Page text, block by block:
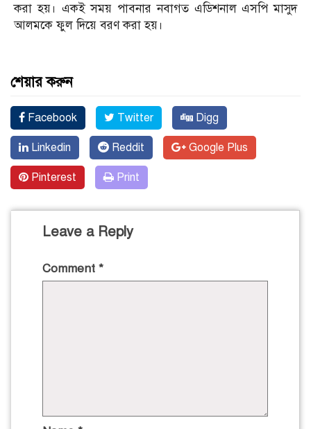
করা হয়। একই সময় পাবনার নবাগত এডিশনাল এসপি মাসুদ
আলমকে ফুল দিয়ে বরণ করা হয়।
শেয়ার করুন
Facebook Twitter Digg
Linkedin Reddit Google Plus
Pinterest Print
Leave a Reply
Comment *